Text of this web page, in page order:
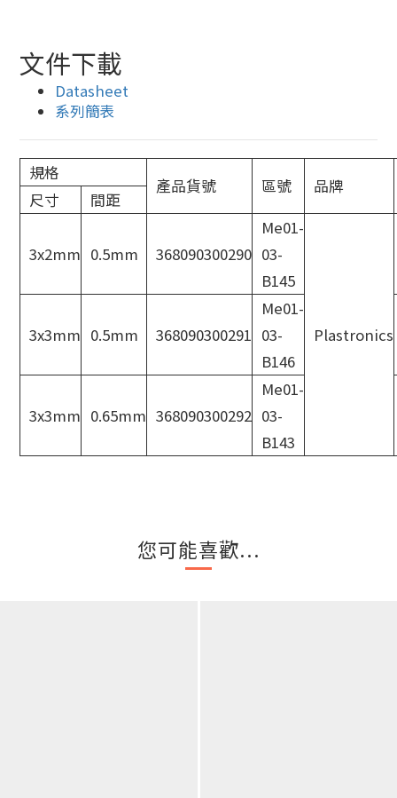
文件下載
Datasheet
系列簡表
規格
產品貨號 區號 品牌
尺寸 間距
3x2mm 0.5mm 368090300290
Me01-
03-
B145
Plastronics
3x3mm 0.5mm 368090300291
Me01-
03-
B146
3x3mm 0.65mm 368090300292
Me01-
03-
B143
您可能喜歡...